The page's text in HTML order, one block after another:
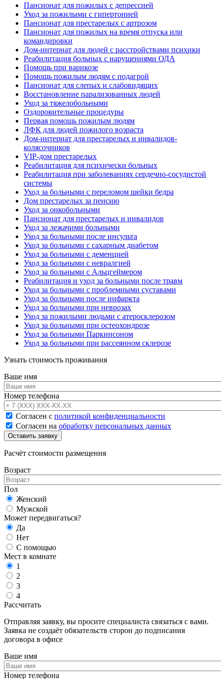
Пансионат для пожилых с депрессией
Уход за пожилыми с гипертонией
Пансионат для престарелых с артрозом
Пансионат для пожилых на время отпуска или
командировки
Дом-интернат для людей с расстройствами психики
Реабилитация больных с нарушениями ОДА
Помощь при варикозе
Помощь пожилым людям с подагрой
Пансионат для слепых и слабовидящих
Восстановление парализованных людей
Уход за тяжелобольными
Оздоровительные процедуры
Первая помощь пожилым людям
ЛФК для людей пожилого возраста
Дом-интернат для престарелых и инвалидов-
колясочников
VIP-дом престарелых
Реабилитация для психически больных
Реабилитация при заболеваниях сердечно-сосудистой
системы
Уход за больными с переломом шейки бедра
Дом престарелых за пенсию
Уход за онкобольными
Пансионат для престарелых и инвалидов
Уход за лежачими больными
Уход за больными после инсульта
Уход за больными с сахарным диабетом
Уход за больными с деменцией
Уход за больными с невралгией
Уход за больными с Альцгеймером
Реабилитация и уход за больными после травм
Уход за больными с проблемными суставами
Уход за больными после инфаркта
Уход за больными при неврозах
Уход за пожилыми людьми с атеросклерозом
Уход за больными при остеохондрозе
Уход за больными Паркинсоном
Уход за больными при рассеянном склерозе
Узнать стоимость проживания
Ваше имя
Номер телефона
Согласен с политикой конфиденциальности
Согласен на обработку персональных данных
Расчёт стоимости размещения
Возраст
Пол
Женский
Мужской
Может передвигаться?
Да
Нет
С помощью
Мест в комнате
1
2
3
4
Рассчитать
Отправляя заявку, вы просите специалиста связаться с вами.
Заявка не создаёт обязательств сторон до подписания
договора в офисе
Ваше имя
Номер телефона